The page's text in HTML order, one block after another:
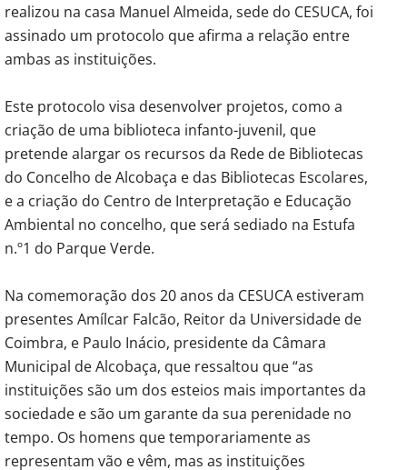
realizou na casa Manuel Almeida, sede do CESUCA, foi
assinado um protocolo que afirma a relação entre
ambas as instituições.
Este protocolo visa desenvolver projetos, como a
criação de uma biblioteca infanto-juvenil, que
pretende alargar os recursos da Rede de Bibliotecas
do Concelho de Alcobaça e das Bibliotecas Escolares,
e a criação do Centro de Interpretação e Educação
Ambiental no concelho, que será sediado na Estufa
n.º1 do Parque Verde.
Na comemoração dos 20 anos da CESUCA estiveram
presentes Amílcar Falcão, Reitor da Universidade de
Coimbra, e Paulo Inácio, presidente da Câmara
Municipal de Alcobaça, que ressaltou que “as
instituições são um dos esteios mais importantes da
sociedade e são um garante da sua perenidade no
tempo. Os homens que temporariamente as
representam vão e vêm, mas as instituições